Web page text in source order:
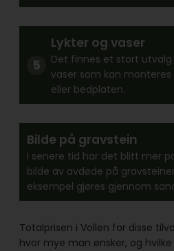
Lykter og vaser
Det finnes et stort utvalg
vaser som kan
eller bedplaten.
Bilde på gravstein
I senere tid har det blitt mer
bilde av avdøde på
eksempel gjøres gjennom
Totalprisen i Vollen for disse
hvor mye man ønsker, og